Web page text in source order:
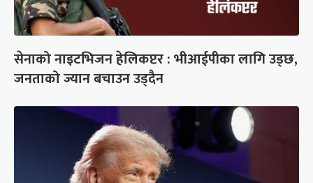
सेनाको नाइटभिजन हेलिकप्टर : भीआईपीका लागि उड्छ,
जनताको ज्यान बचाउन उड्दैन